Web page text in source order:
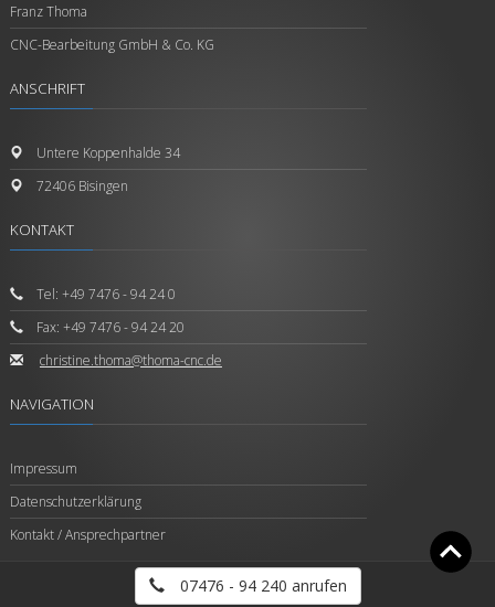
Franz Thoma
CNC-Bearbeitung GmbH & Co. KG
ANSCHRIFT
Untere Koppenhalde 34
72406 Bisingen
KONTAKT
Tel: +49 7476 - 94 24 0
Fax: +49 7476 - 94 24 20
christine.thoma@thoma-cnc.de
NAVIGATION
Impressum
Datenschutzerklärung
Kontakt / Ansprechpartner
07476 - 94 240 anrufen